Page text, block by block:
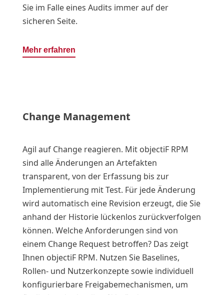
Sie im Falle eines Audits immer auf der
sicheren Seite.
Mehr erfahren
Change Management
Agil auf Change reagieren. Mit objectiF RPM
sind alle Änderungen an Artefakten
transparent, von der Erfassung bis zur
Implementierung mit Test. Für jede Änderung
wird automatisch eine Revision erzeugt, die Sie
anhand der Historie lückenlos zurückverfolgen
können. Welche Anforderungen sind von
einem Change Request betroffen? Das zeigt
Ihnen objectiF RPM. Nutzen Sie Baselines,
Rollen- und Nutzerkonzepte sowie individuell
konfigurierbare Freigabemechanismen, um